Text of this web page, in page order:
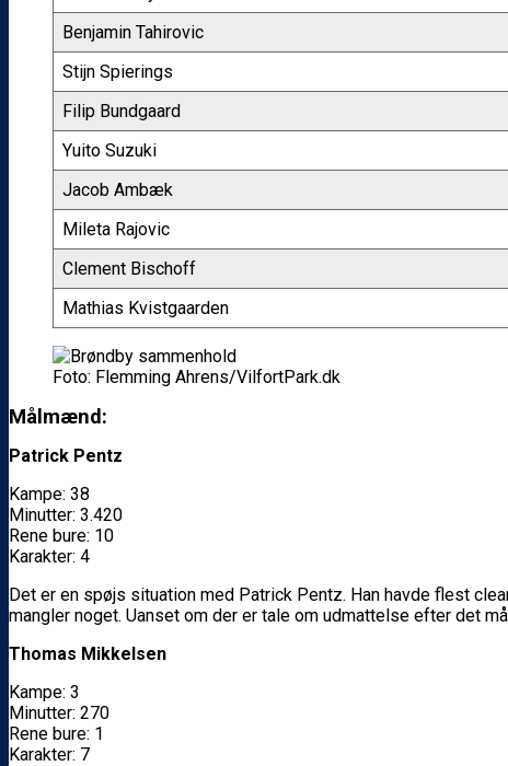
Benjamin Tahirovic
Stijn Spierings
Filip Bundgaard
Yuito Suzuki
Jacob Ambæk
Mileta Rajovic
Clement Bischoff
Mathias Kvistgaarden
Foto: Flemming Ahrens/VilfortPark.dk
Målmænd:
Patrick Pentz
Kampe: 38
Minutter: 3.420
Rene bure: 10
Karakter: 4
Det er en spøjs situation med Patrick Pentz. Han havde flest
mangler noget. Uanset om der er tale om udmattelse efter det
Thomas Mikkelsen
Kampe: 3
Minutter: 270
Rene bure: 1
Karakter: 7